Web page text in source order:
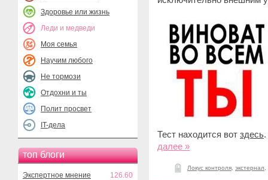
Здоровье или жизнь
Леди и медведи
Моя семья
Научим любого
Не тормози
Отдохни и ты
Полит просвет
IT-дела
топ блоги
Экспертное мнение
126.60
Тест находится вот здесь.
далее »
Локус контроля экстернал